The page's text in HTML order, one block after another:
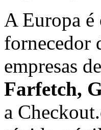
A Europa é
fornecedor
empresas
Farfetch,
a